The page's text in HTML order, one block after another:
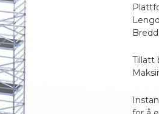
Tillatt